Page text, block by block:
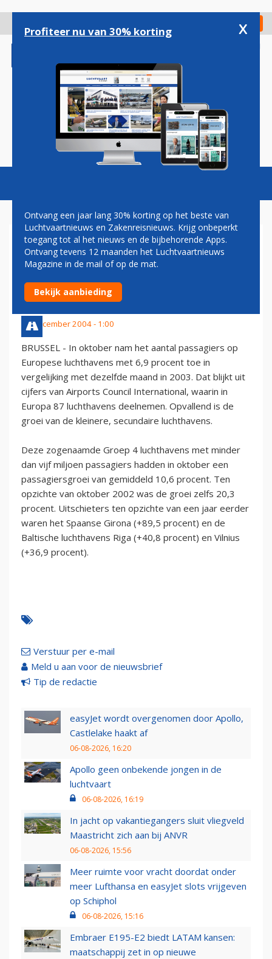
gaan
Check in
Magazine Podcasts Vacatures
FLINKE PASSAGIERSGROEI
KLEINERE EUROPESE
LUCHTHAVENS
22 december 2004 - 1:00
BRUSSEL - In oktober nam het aantal passagiers op
Europese luchthavens met 6,9 procent toe in
vergelijking met dezelfde maand in 2003. Dat blijkt uit
cijfers van Airports Council International, waarin in
Europa 87 luchthavens deelnemen. Opvallend is de
groei van de kleinere, secundaire luchthavens.
Deze zogenaamde Groep 4 luchthavens met minder
dan vijf miljoen passagiers hadden in oktober een
passagiersgroei van gemiddeld 10,6 procent. Ten
opzichte van oktober 2002 was de groei zelfs 20,3
procent. Uitschieters ten opzichte van een jaar eerder
waren het Spaanse Girona (+89,5 procent) en de
Baltische luchthavens Riga (+40,8 procent) en Vilnius
(+36,9 procent).
Verstuur per e-mail
Meld u aan voor de nieuwsbrief
Tip de redactie
easyJet wordt overgenomen door Apollo,
Castlelake haakt af
06-08-2026, 16:20
Apollo geen onbekende jongen in de
luchtvaart
06-08-2026, 16:19
In jacht op vakantiegangers sluit vliegveld
Maastricht zich aan bij ANVR
06-08-2026, 15:56
Meer ruimte voor vracht doordat onder
meer Lufthansa en easyJet slots vrijgeven
op Schiphol
06-08-2026, 15:16
Embraer E195-E2 biedt LATAM kansen:
maatschappij zet in op nieuwe
Profiteer nu van 30% korting x
Ontvang een jaar lang 30% korting op het beste van
Luchtvaartnieuws en Zakenreisnieuws. Krijg onbeperkt
toegang tot al het nieuws en de bijbehorende Apps.
Ontvang tevens 12 maanden het Luchtvaartnieuws
Magazine in de mail of op de mat.
Bekijk aanbieding